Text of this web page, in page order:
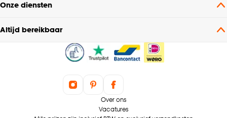
Onze diensten
Altijd bereikbaar
Over ons
Vacatures